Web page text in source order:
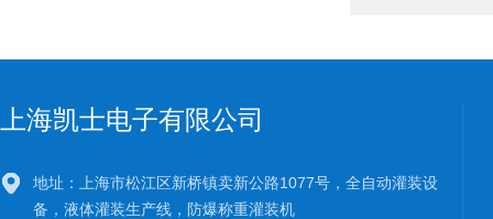
上海凯士电子有限公司
地址：上海市松江区新桥镇卖新公路1077号，全自动灌装设
备，液体灌装生产线，防爆称重灌装机